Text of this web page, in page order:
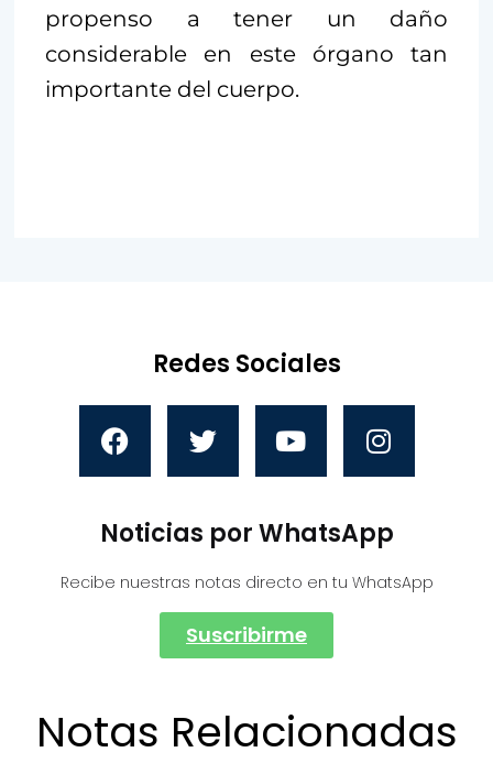
propenso a tener un daño
considerable en este órgano tan
importante del cuerpo.
Redes Sociales
Noticias por WhatsApp
Recibe nuestras notas directo en tu WhatsApp
Suscribirme
Notas Relacionadas